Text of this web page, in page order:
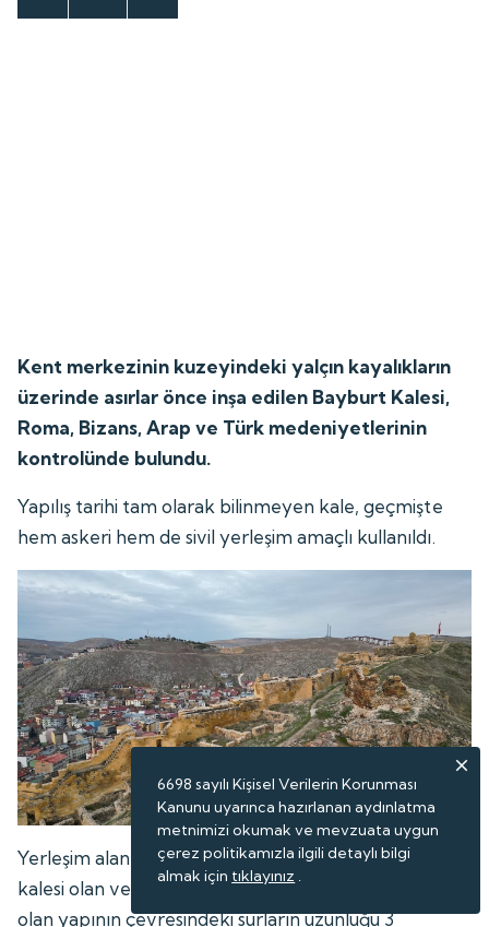
Kent merkezinin kuzeyindeki yalçın kayalıkların
üzerinde asırlar önce inşa edilen Bayburt Kalesi,
Roma, Bizans, Arap ve Türk medeniyetlerinin
kontrolünde bulundu.
Yapılış tarihi tam olarak bilinmeyen kale, geçmişte
hem askeri hem de sivil yerleşim amaçlı kullanıldı.
Yerleşim alanı açısından Türkiye'nin en büyük üçüncü
kalesi olan ve 150 bin metrekare alan üzerinde kurulu
olan yapının çevresindeki surların uzunluğu 3
6698 sayılı Kişisel Verilerin Korunması
Kanunu uyarınca hazırlanan aydınlatma
metnimizi okumak ve mevzuata uygun
çerez politikamızla ilgili detaylı bilgi
almak için tıklayınız .